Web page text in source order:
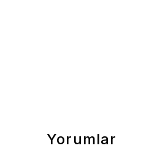
Yorumlar